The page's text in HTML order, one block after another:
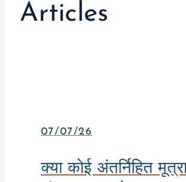
Articles
07/07/26
क्या कोई अंतर्निहित